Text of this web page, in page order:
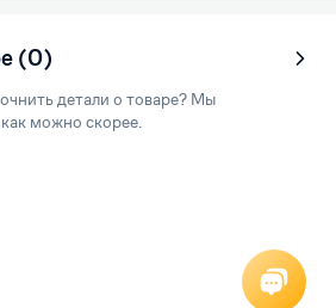
(0)
детали о товаре? Мы
можно скорее.